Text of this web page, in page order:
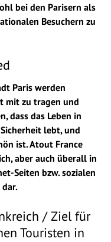
bei den Parisern als
Besuchern zu
Paris werden
mit zu tragen und
dass das Leben in
lebt, und
ist. Atout France
aber auch überall in
Seiten bzw. sozialen
/ Ziel für
Touristen in